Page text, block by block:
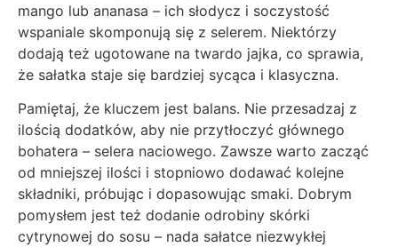
mango lub ananasa – ich słodycz i soczystość
wspaniale skomponują się z selerem. Niektórzy
dodają też ugotowane na twardo jajka, co sprawia,
że sałatka staje się bardziej sycąca i klasyczna.
Pamiętaj, że kluczem jest balans. Nie przesadzaj z
ilością dodatków, aby nie przytłoczyć głównego
bohatera – selera naciowego. Zawsze warto zacząć
od mniejszej ilości i stopniowo dodawać kolejne
składniki, próbując i dopasowując smaki. Dobrym
pomysłem jest też dodanie odrobiny skórki
cytrynowej do sosu – nada sałatce niezwykłej